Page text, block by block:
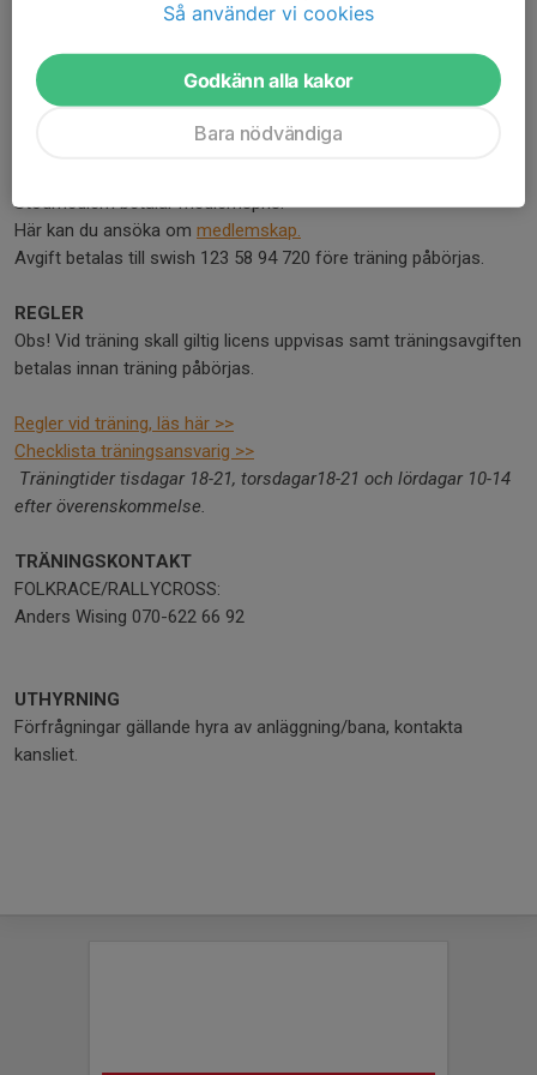
TRÄNINGSAVGIFTER
Medlem: 200:-
Ej medlem: 500:-
Stödmedlem betalar medlemspris.
Här kan du ansöka om medlemskap.
Avgift betalas till swish 123 58 94 720 före träning påbörjas.
REGLER
Obs! Vid träning skall giltig licens uppvisas samt träningsavgiften
betalas innan träning påbörjas.
Regler vid träning, läs här >>
Checklista träningsansvarig >>
Träningtider tisdagar 18-21, torsdagar18-21 och lördagar 10-14
efter överenskommelse.
TRÄNINGSKONTAKT
FOLKRACE/RALLYCROSS:
Anders Wising 070-622 66 92
UTHYRNING
Förfrågningar gällande hyra av anläggning/bana, kontakta
kansliet.
Så använder vi cookies
Godkänn alla kakor
Bara nödvändiga